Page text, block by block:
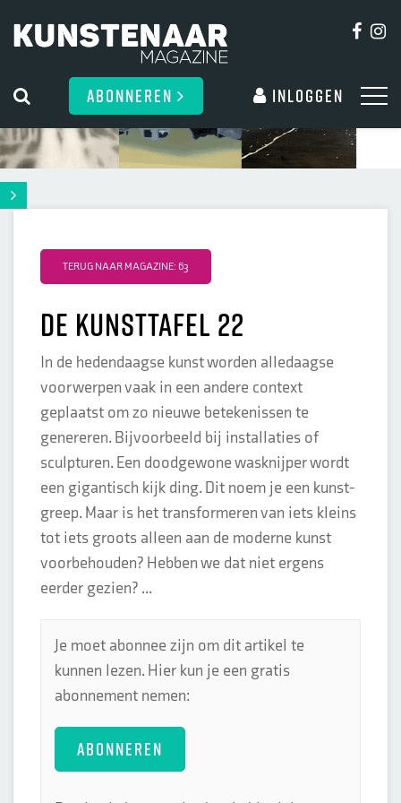
ABONNEREN Inloggen
TERUG NAAR MAGAZINE: 63
de kunsttafel 22
In de hedendaagse kunst worden alledaagse
voorwerpen vaak in een andere context
geplaatst om zo nieuwe betekenissen te
genereren. Bijvoorbeeld bij installaties of
sculpturen. Een doodgewone wasknijper wordt
een gigantisch kijk ding. Dit noem je een kunst-
greep. Maar is het transformeren van iets kleins
tot iets groots alleen aan de moderne kunst
voorbehouden? Hebben we dat niet ergens
eerder gezien? ...
Je moet abonnee zijn om dit artikel te
kunnen lezen. Hier kun je een gratis
abonnement nemen:
ABONNEREN